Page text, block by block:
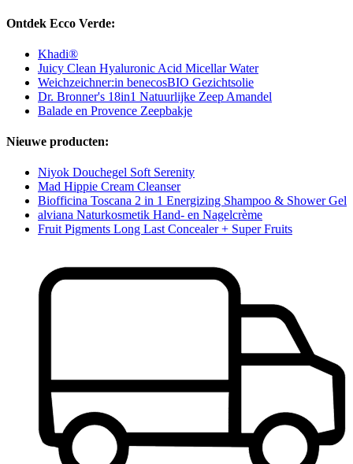
Ontdek Ecco Verde:
Khadi®
Juicy Clean Hyaluronic Acid Micellar Water
Weichzeichner:in benecosBIO Gezichtsolie
Dr. Bronner's 18in1 Natuurlijke Zeep Amandel
Balade en Provence Zeepbakje
Nieuwe producten:
Niyok Douchegel Soft Serenity
Mad Hippie Cream Cleanser
Biofficina Toscana 2 in 1 Energizing Shampoo & Shower Gel
alviana Naturkosmetik Hand- en Nagelcrème
Fruit Pigments Long Last Concealer + Super Fruits